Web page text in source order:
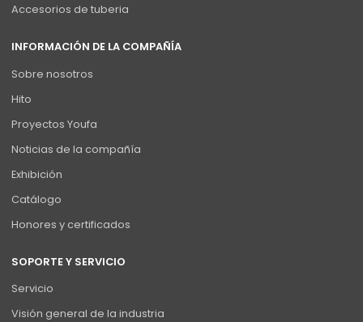
Accesorios de tuberia
INFORMACIÓN DE LA COMPAÑÍA
Sobre nosotros
Hito
Proyectos Youfa
Noticias de la compañía
Exhibición
Catálogo
Honores y certificados
SOPORTE Y SERVICIO
Servicio
Visión general de la industria